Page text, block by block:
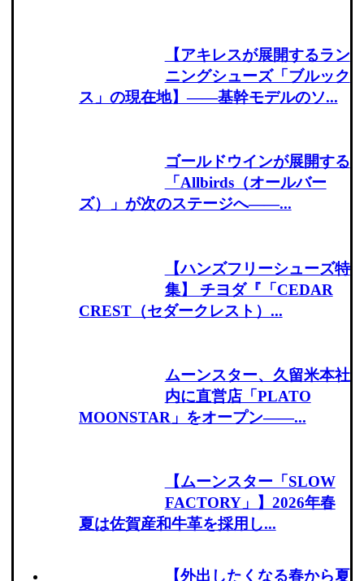
【アキレスが展開するラン
ニングシューズ「ブルック
ス」の現在地】――基幹モデルのソ...
ゴールドウインが展開する
「Allbirds（オールバー
ズ）」が次のステージへ――...
【ハンズフリーシューズ特
集】 チヨダ『「CEDAR
CREST（セダークレスト）...
ムーンスター、久留米本社
内に直営店「PLATO
MOONSTAR」をオープン――...
【ムーンスター「SLOW
FACTORY」】2026年春
夏は佐賀産和牛革を採用し...
【外出したくなる春から夏